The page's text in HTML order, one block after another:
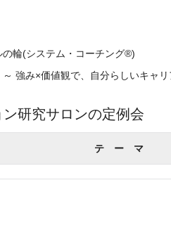
輪(システム・コーチング®︎)
強み×価値観で、自分らしいキャ
研究サロンの定例会
テ ー マ